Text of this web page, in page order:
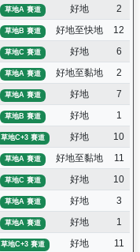
草地A 賽道 好地 2
草地B 賽道 好地至快地 12
草地C 賽道 好地 6
草地A 賽道 好地至黏地 2
草地A 賽道 好地 7
草地B 賽道 好地 1
草地C+3 賽道 好地 10
草地A 賽道 好地至黏地 11
草地C 賽道 好地 10
草地A 賽道 好地 3
草地A 賽道 好地 1
草地C+3 賽道 好地 11